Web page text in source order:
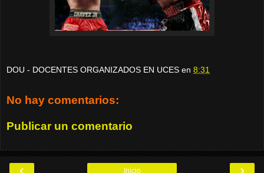
DOU - DOCENTES ORGANIZADOS EN UCES en 8:31
No hay comentarios:
Publicar un comentario
‹ ›
Inicio